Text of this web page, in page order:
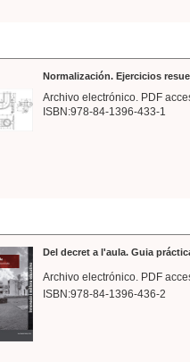
Normalización. Ejercicios
Archivo electrónico. PDF
ISBN:978-84-1396-433-1
Del decret a l'aula. Guia
Archivo electrónico. PDF
ISBN:978-84-1396-436-2